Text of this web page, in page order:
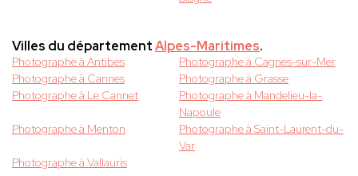
Villes du départementAlpes-Maritimes.
Photographe à Antibes
Photographe à Cagnes-sur-Mer
Photographe à Cannes
Photographe à Grasse
Photographe à Le Cannet
Photographe à Mandelieu-la-
Napoule
Photographe à Menton
Photographe à Saint-Laurent-du-
Var
Photographe à Vallauris